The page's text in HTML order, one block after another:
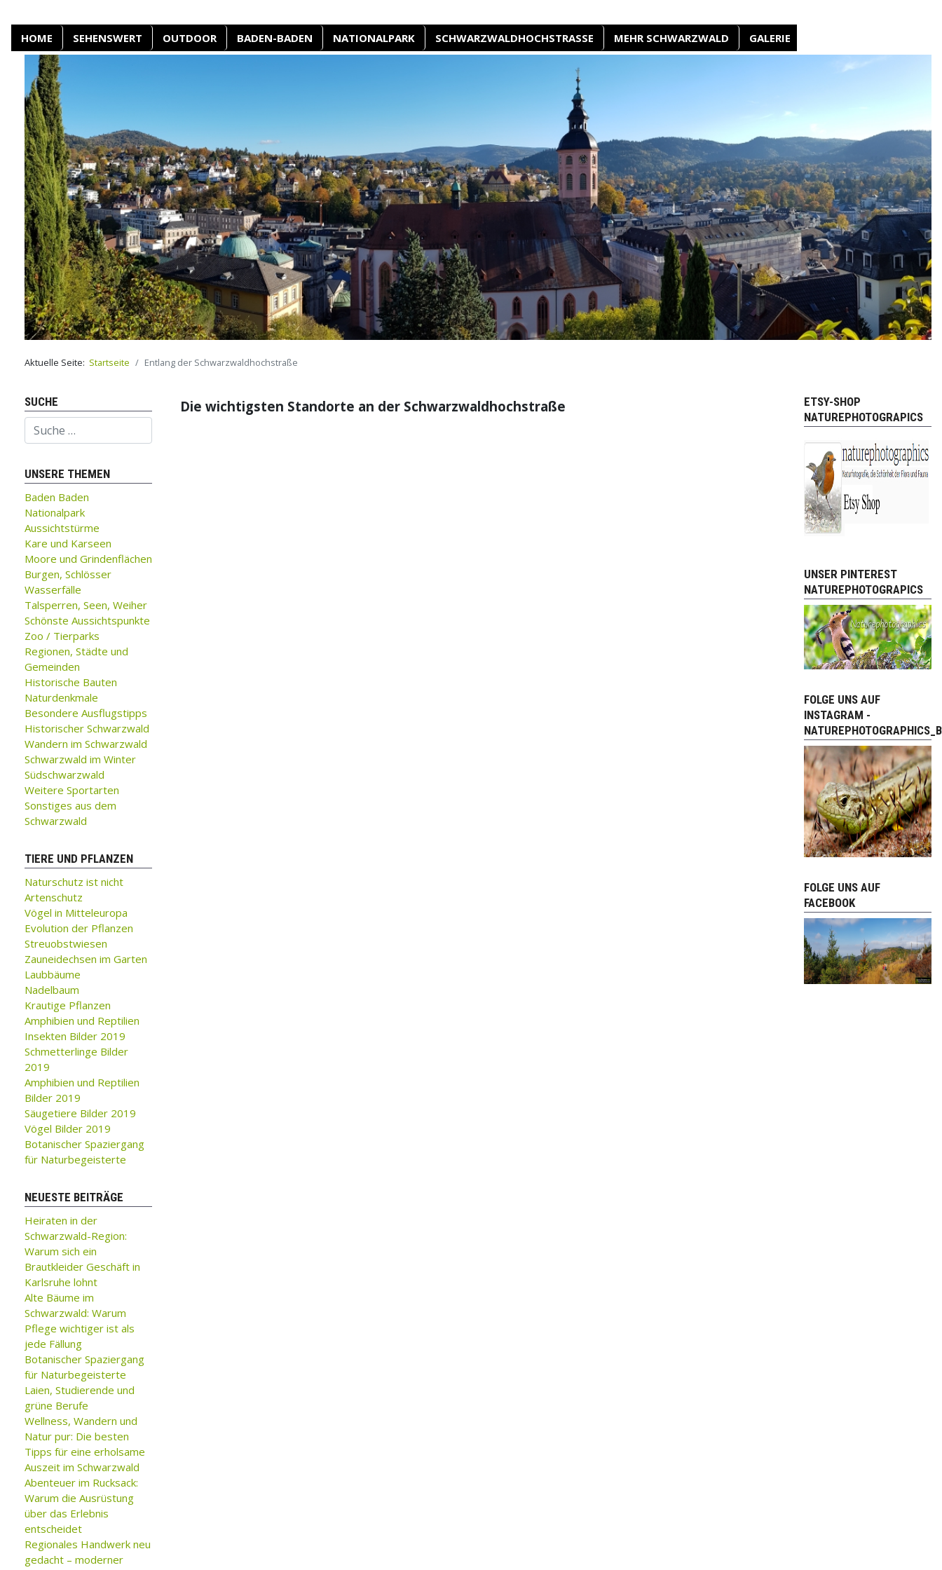
HOME SEHENSWERT OUTDOOR BADEN-BADEN NATIONALPARK SCHWARZWALDHOCHSTRASSE MEHR SCHWARZWALD GALERIE
Aktuelle Seite: Startseite Entlang der Schwarzwaldhochstraße
SUCHE
Suchen
UNSERE THEMEN
Baden Baden
Nationalpark
Aussichtstürme
Kare und Karseen
Moore und Grindenflächen
Burgen, Schlösser
Wasserfälle
Talsperren, Seen, Weiher
Schönste Aussichtspunkte
Zoo / Tierparks
Regionen, Städte und
Gemeinden
Historische Bauten
Naturdenkmale
Besondere Ausflugstipps
Historischer Schwarzwald
Wandern im Schwarzwald
Schwarzwald im Winter
Südschwarzwald
Weitere Sportarten
Sonstiges aus dem
Schwarzwald
TIERE UND PFLANZEN
Naturschutz ist nicht
Artenschutz
Vögel in Mitteleuropa
Evolution der Pflanzen
Streuobstwiesen
Zauneidechsen im Garten
Laubbäume
Nadelbaum
Krautige Pflanzen
Amphibien und Reptilien
Insekten Bilder 2019
Schmetterlinge Bilder
2019
Amphibien und Reptilien
Bilder 2019
Säugetiere Bilder 2019
Vögel Bilder 2019
Botanischer Spaziergang
für Naturbegeisterte
NEUESTE BEITRÄGE
Heiraten in der
Schwarzwald-Region:
Warum sich ein
Brautkleider Geschäft in
Karlsruhe lohnt
Alte Bäume im
Schwarzwald: Warum
Pflege wichtiger ist als
jede Fällung
Botanischer Spaziergang
für Naturbegeisterte
Laien, Studierende und
grüne Berufe
Wellness, Wandern und
Natur pur: Die besten
Tipps für eine erholsame
Auszeit im Schwarzwald
Abenteuer im Rucksack:
Warum die Ausrüstung
über das Erlebnis
entscheidet
Regionales Handwerk neu
gedacht – moderner
Die wichtigsten Standorte an der Schwarzwaldhochstraße
ETSY-SHOP
NATUREPHOTOGRAPICS
UNSER PINTEREST
NATUREPHOTOGRAPICS
FOLGE UNS AUF
INSTAGRAM -
FOLGE UNS AUF
FACEBOOK